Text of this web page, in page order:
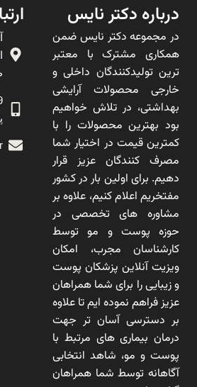
درباره دکتر نایس
در مجموعه دکتر نایس ضمن
همکاری مشترک با معتبر
ترین تولیدکنندگان داخلی و
خارجی محصولات آرایشی
بهداشتی، در تلاش خواهیم
بود بهترین محصولات را با
کمترین قیمت در اختیار شما
مصرف کنندگان عزیز قرار
دهیم. برای اولین بار در کشور
مفتخریم اعلام کنیم، علاوه بر
مشاوره های تخصصی در
حوزه پوست و مو توسط
کارشناسان مجرب، امکان
ویزیت آنلاین پزشکان پوست
و زیبایی را برای شما همراهان
عزیز فراهم نموده ایم تا علاوه
بر دسترسی آسان تر جهت
درمان بیماری های مرتبط با
پوست و مو، شاهد انتخابی
آگاهانه توسط شما همراهان